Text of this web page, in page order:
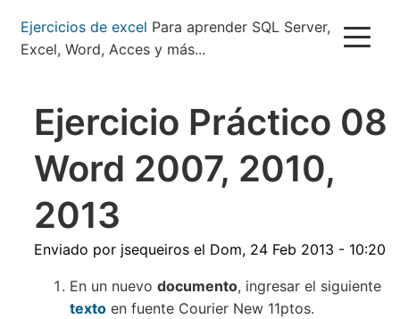
Pasar
contenido
Ejercicios de excel Para aprender SQL Server,
Excel, Word, Acces y más...
Ejercicio Práctico 08
Word 2007, 2010,
2013
Enviado por jsequeiros el Dom, 24 Feb 2013 - 10:20
En un nuevo documento, ingresar el siguiente
texto en fuente Courier New 11ptos.